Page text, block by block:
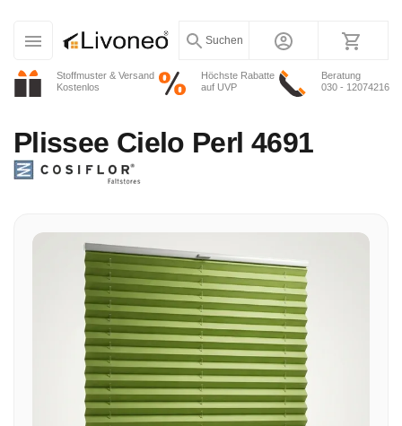
Stoffmuster & Versand
Kostenlos
Höchste Rabatte
auf UVP
Beratung
030 - 12074216
Suchen
Plissee Cielo Perl 4691